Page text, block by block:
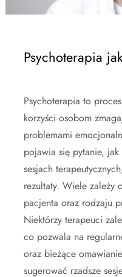
Psychoterapia
Psychoterapia to
korzyści osobom
problemami
pojawia się pytanie,
sesjach
rezultaty. Wiele zależy
pacjenta oraz rodzaju
Niektórzy terapeuci
co pozwala na
oraz bieżące
sugerować rzadsze